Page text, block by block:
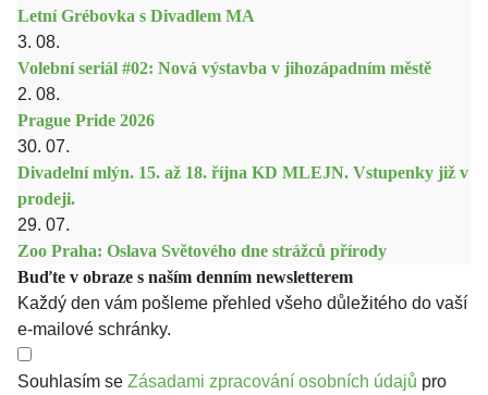
Letní Grébovka s Divadlem MA
3. 08.
Volební seriál #02: Nová výstavba v jihozápadním městě
2. 08.
Prague Pride 2026
30. 07.
Divadelní mlýn. 15. až 18. října KD MLEJN. Vstupenky již v
prodeji.
29. 07.
Zoo Praha: Oslava Světového dne strážců přírody
Buďte v obraze s naším denním newsletterem
Každý den vám pošleme přehled všeho důležitého do vaší
e-mailové schránky.
Souhlasím se Zásadami zpracování osobních údajů pro